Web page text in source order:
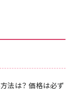
法は？ 価格は必ず